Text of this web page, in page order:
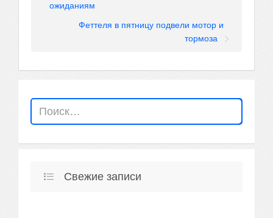
ожиданиям
Феттеля в пятницу подвели мотор и
тормоза
Свежие записи